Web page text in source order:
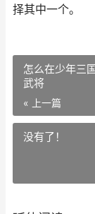
择其中一个。
怎么在少年三
武将
« 上一篇
没有了！